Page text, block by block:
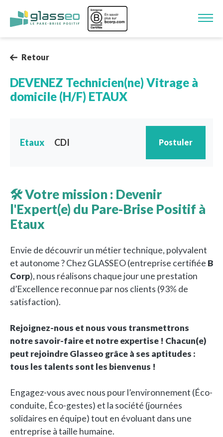
Aller au contenu principal
Image
Retour
DEVENEZ Technicien(ne) Vitrage à
domicile (H/F) ETAUX
Etaux CDI Postuler
🛠️ Votre mission : Devenir
l'Expert(e) du Pare-Brise Positif à
Etaux
Envie de découvrir un métier technique, polyvalent
et autonome ? Chez GLASSEO (entreprise certifiée B
Corp), nous réalisons chaque jour une prestation
d’Excellence reconnue par nos clients (93% de
satisfaction).
Rejoignez-nous et nous vous transmettrons
notre savoir-faire et notre expertise ! Chacun(e)
peut rejoindre Glasseo grâce à ses aptitudes :
tous les talents sont les bienvenus !
Engagez-vous avec nous pour l’environnement (Éco-
conduite, Éco-gestes) et la société (journées
solidaires en équipe) tout en évoluant dans une
entreprise à taille humaine.